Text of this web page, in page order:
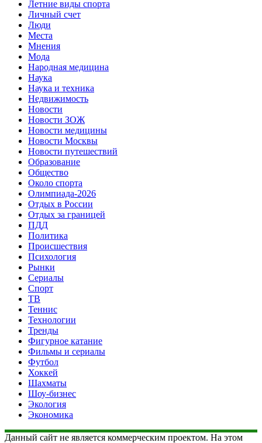
Летние виды спорта
Личный счет
Люди
Места
Мнения
Мода
Народная медицина
Наука
Наука и техника
Недвижимость
Новости
Новости ЗОЖ
Новости медицины
Новости Москвы
Новости путешествий
Образование
Общество
Около спорта
Олимпиада-2026
Отдых в России
Отдых за границей
ПДД
Политика
Происшествия
Психология
Рынки
Сериалы
Спорт
ТВ
Теннис
Технологии
Тренды
Фигурное катание
Фильмы и сериалы
Футбол
Хоккей
Шахматы
Шоу-бизнес
Экология
Экономика
Данный сайт не является коммерческим проектом. На этом